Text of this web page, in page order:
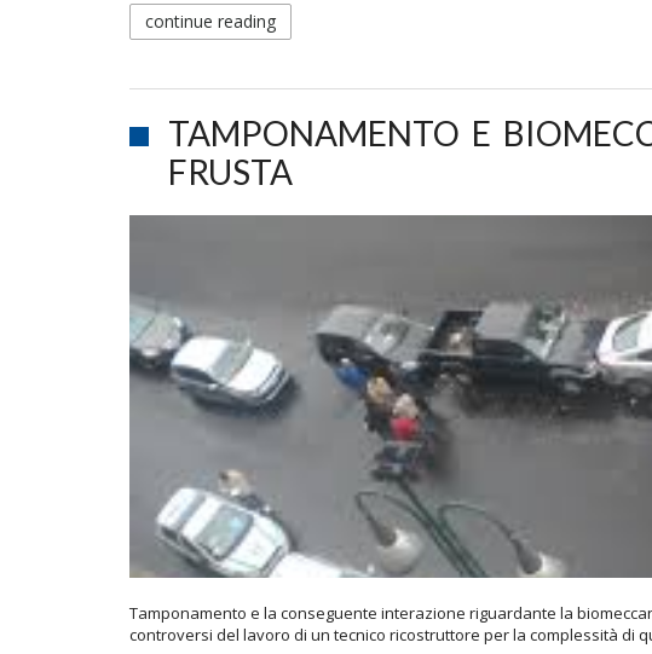
continue reading
TAMPONAMENTO E
FRUSTA
Tamponamento e la conseguente interazione riguardante la
controversi del lavoro di un tecnico ricostruttore per la complessità di